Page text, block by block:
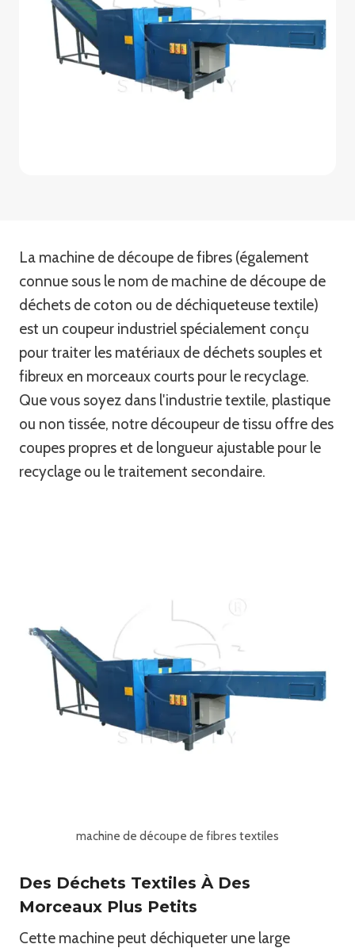
La machine de découpe de fibres (également
connue sous le nom de machine de découpe de
déchets de coton ou de déchiqueteuse textile)
est un coupeur industriel spécialement conçu
pour traiter les matériaux de déchets souples et
fibreux en morceaux courts pour le recyclage.
Que vous soyez dans l'industrie textile, plastique
ou non tissée, notre découpeur de tissu offre des
coupes propres et de longueur ajustable pour le
recyclage ou le traitement secondaire.
machine de découpe de fibres textiles
Des Déchets Textiles À Des
Morceaux Plus Petits
Cette machine peut déchiqueter une large